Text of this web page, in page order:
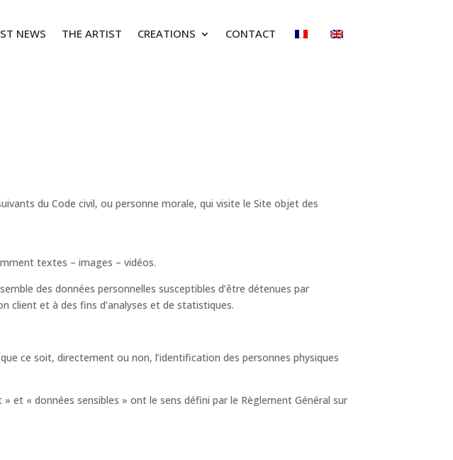
NEWS THE ARTIST CREATIONS CONTACT
du Code civil, ou personne morale, qui visite le Site objet des
textes – images – vidéos.
des données personnelles susceptibles d’être détenues par
client et à des fins d’analyses et de statistiques.
ce soit, directement ou non, l’identification des personnes physiques
et « données sensibles » ont le sens défini par le Règlement Général sur